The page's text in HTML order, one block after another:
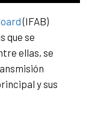
(IFAB)
que se
ellas, se
y sus